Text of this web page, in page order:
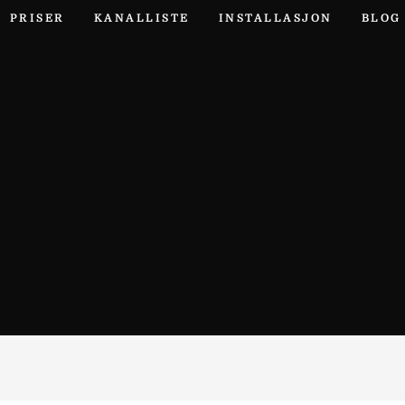
PRISER KANALLISTE INSTALLASJON